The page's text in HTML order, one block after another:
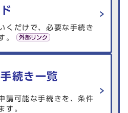
くだけで、必要な手続き
。
続き一覧
請可能な手続きを、条件
す。